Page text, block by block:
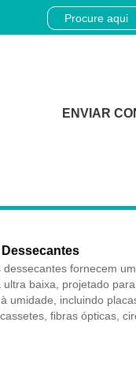
ENVIAR
dessecantes fornecem
baixa, projetado
umidade, incluindo
fibras ópticas,